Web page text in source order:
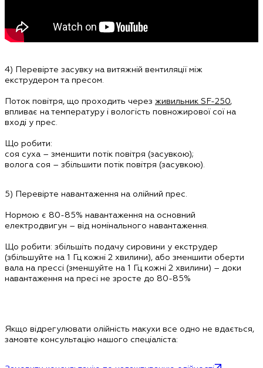
4) Перевірте засувку на витяжній вентиляції між
екструдером та пресом.
Поток повітря, що проходить через живильник SF-250,
впливає на температуру і вологість повножирової сої на
вході у прес.
Що робити:
соя суха – зменшити потік повітря (засувкою);
волога соя – збільшити потік повітря (засувкою).
5) Перевірте навантаження на олійний прес.
Нормою є 80-85% навантаження на основний
електродвигун – від номінального навантаження.
Що робити: збільшіть подачу сировини у екструдер
(збільшуйте на 1 Гц кожні 2 хвилини), або зменшити оберти
вала на прессі (зменшуйте на 1 Гц кожні 2 хвилини) – доки
навантаження на пресі не зросте до 80-85%
Якщо відрегулювати олійність макухи все одно не вдається,
замовте консультацію нашого спеціаліста: